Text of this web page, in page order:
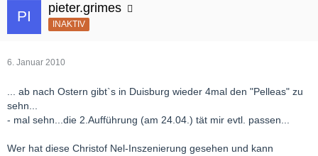
pieter.grimes
INAKTIV
6. Januar 2010
... ab nach Ostern gibt`s in Duisburg wieder 4mal den "Pelleas" zu
sehn...
- mal sehn...die 2.Aufführung (am 24.04.) tät mir evtl. passen...
Wer hat diese Christof Nel-Inszenierung gesehen und kann